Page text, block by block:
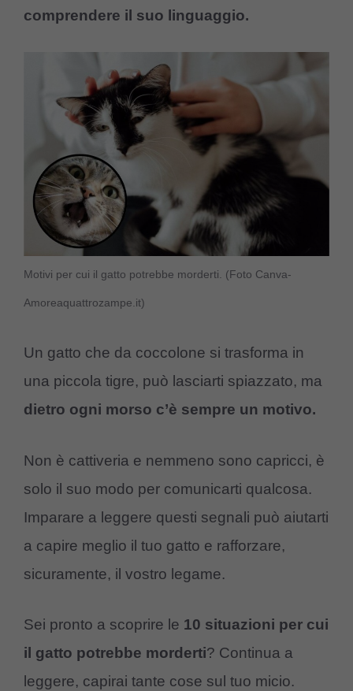
comprendere il suo linguaggio.
Motivi per cui il gatto potrebbe morderti. (Foto Canva-
Amoreaquattrozampe.it)
Un gatto che da coccolone si trasforma in
una piccola tigre, può lasciarti spiazzato, ma
dietro ogni morso c’è sempre un motivo.
Non è cattiveria e nemmeno sono capricci, è
solo il suo modo per comunicarti qualcosa.
Imparare a leggere questi segnali può aiutarti
a capire meglio il tuo gatto e rafforzare,
sicuramente, il vostro legame.
Sei pronto a scoprire le 10 situazioni per cui
il gatto potrebbe morderti? Continua a
leggere, capirai tante cose sul tuo micio.